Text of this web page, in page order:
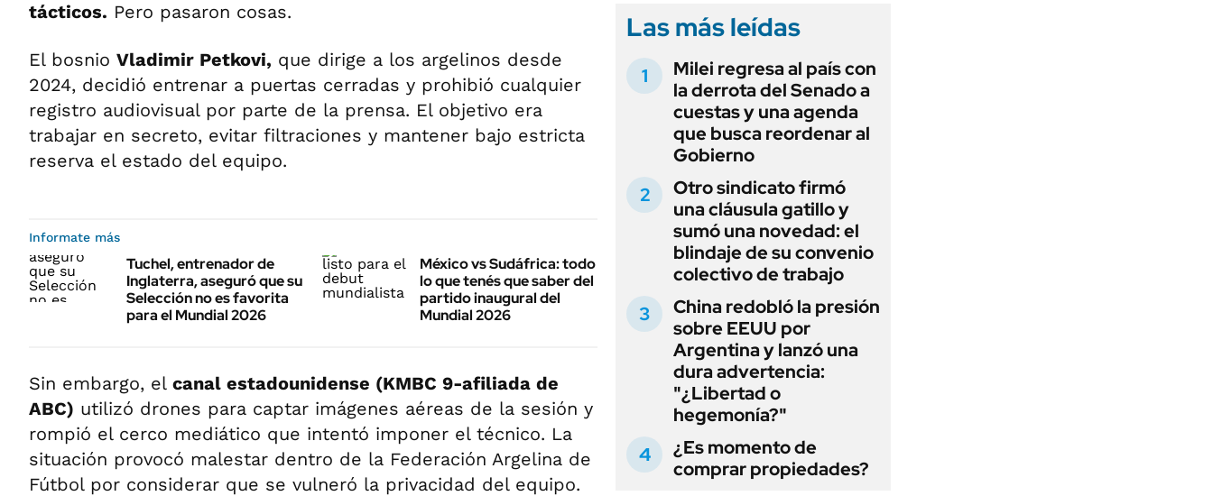
tácticos. Pero pasaron cosas.
El bosnio Vladimir Petkovi, que dirige a los argelinos desde
2024, decidió entrenar a puertas cerradas y prohibió cualquier
registro audiovisual por parte de la prensa. El objetivo era
trabajar en secreto, evitar filtraciones y mantener bajo estricta
reserva el estado del equipo.
Informate más
Tuchel, entrenador de
Inglaterra, aseguró que su
Selección no es favorita
para el Mundial 2026
México vs Sudáfrica: todo
lo que tenés que saber del
partido inaugural del
Mundial 2026
Sin embargo, el canal estadounidense (KMBC 9-afiliada de
ABC) utilizó drones para captar imágenes aéreas de la sesión y
rompió el cerco mediático que intentó imponer el técnico. La
situación provocó malestar dentro de la Federación Argelina de
Fútbol por considerar que se vulneró la privacidad del equipo.
Las más leídas
Milei regresa al país con
la derrota del Senado a
cuestas y una agenda
que busca reordenar al
Gobierno
Otro sindicato firmó
una cláusula gatillo y
sumó una novedad: el
blindaje de su convenio
colectivo de trabajo
China redobló la presión
sobre EEUU por
Argentina y lanzó una
dura advertencia:
"¿Libertad o
hegemonía?"
¿Es momento de
comprar propiedades?